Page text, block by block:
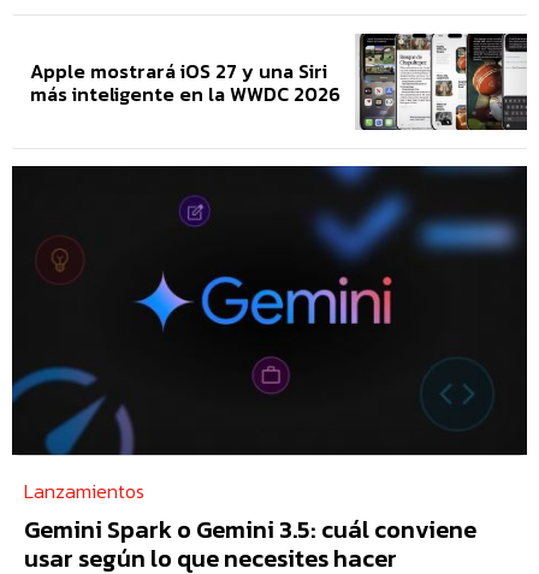
Apple mostrará iOS 27 y una Siri
más inteligente en la WWDC 2026
Lanzamientos
Gemini Spark o Gemini 3.5: cuál conviene
usar según lo que necesites hacer